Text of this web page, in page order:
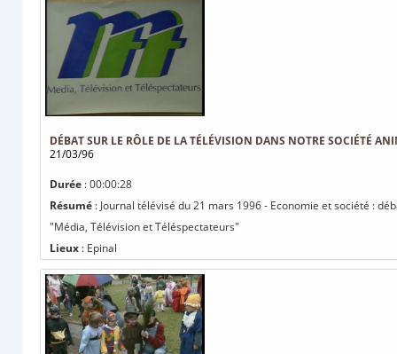
DÉBAT SUR LE RÔLE DE LA TÉLÉVISION DANS NOTRE SOCIÉTÉ
21/03/96
Durée : 00:00:28
Résumé : Journal télévisé du 21 mars 1996 - Economie et société :
"Média, Télévision et Téléspectateurs"
Lieux : Epinal